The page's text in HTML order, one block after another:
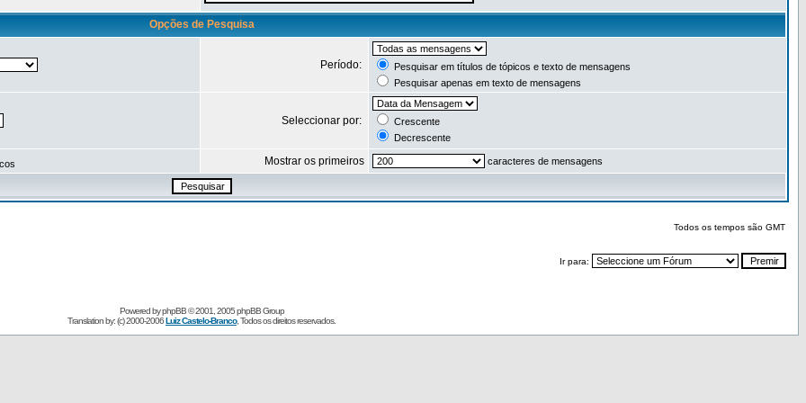
Opções de Pesquisa
Período:
Pesquisar em títulos de tópicos e texto de mensagens
Pesquisar apenas em texto de mensagens
Seleccionar por:
Crescente
Decrescente
Mostrar os primeiros caracteres de mensagens
Todos os tempos são GMT
Ir para:
Powered byphpBB© 2001, 2005 phpBB Group
Translation by: (c) 2000-2006Luiz Castelo-Branco, Todos os direitos reservados.